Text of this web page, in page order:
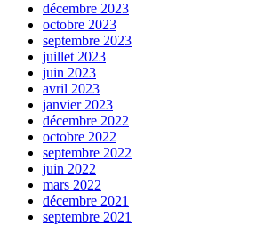
décembre 2023
octobre 2023
septembre 2023
juillet 2023
juin 2023
avril 2023
janvier 2023
décembre 2022
octobre 2022
septembre 2022
juin 2022
mars 2022
décembre 2021
septembre 2021